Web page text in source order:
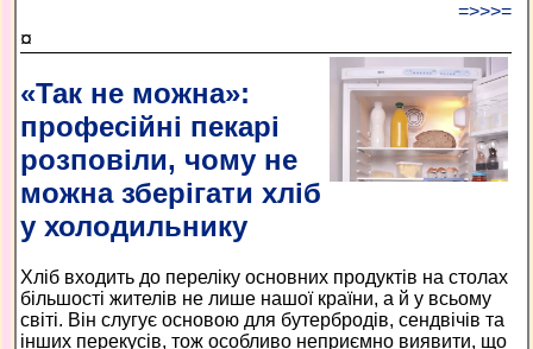
=>>>=
¤
«Так не можна»:
професійні пекарі
розповіли, чому не
можна зберігати хліб
у холодильнику
Хліб входить до переліку основних продуктів на столах
більшості жителів не лише нашої країни, а й у всьому
світі. Він слугує основою для бутербродів, сендвічів та
інших перекусів, тож особливо неприємно виявити, що